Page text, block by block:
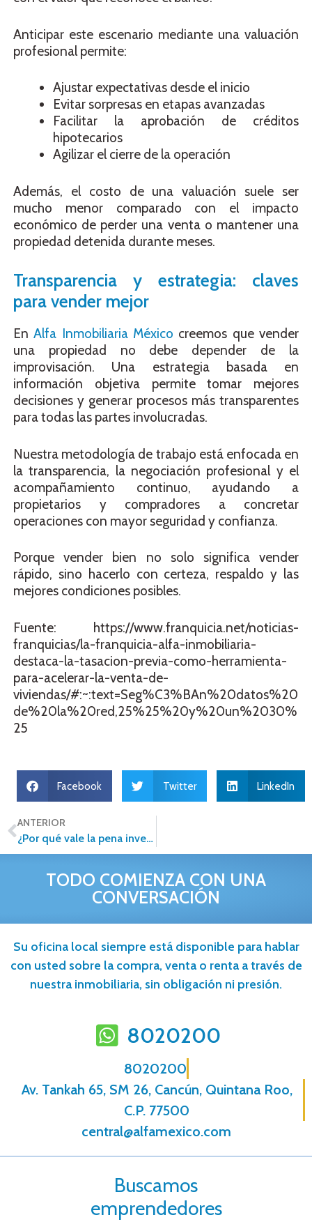
Anticipar este escenario mediante una valuación
profesional permite:
Ajustar expectativas desde el inicio
Evitar sorpresas en etapas avanzadas
Facilitar la aprobación de créditos
hipotecarios
Agilizar el cierre de la operación
Además, el costo de una valuación suele ser
mucho menor comparado con el impacto
económico de perder una venta o mantener una
propiedad detenida durante meses.
Transparencia y estrategia: claves
para vender mejor
EnAlfa Inmobiliaria México creemos que vender
una propiedad no debe depender de la
improvisación. Una estrategia basada en
información objetiva permite tomar mejores
decisiones y generar procesos más transparentes
para todas las partes involucradas.
Nuestra metodología de trabajo está enfocada en
la transparencia, la negociación profesional y el
acompañamiento continuo, ayudando a
propietarios y compradores a concretar
operaciones con mayor seguridad y confianza.
Porque vender bien no solo significa vender
rápido, sino hacerlo con certeza, respaldo y las
mejores condiciones posibles.
Fuente: https://www.franquicia.net/noticias-
franquicias/la-franquicia-alfa-inmobiliaria-
destaca-la-tasacion-previa-como-herramienta-
para-acelerar-la-venta-de-
viviendas/#:~:text=Seg%C3%BAn%20datos%20
de%20la%20red,25%25%20y%20un%2030%
25
Facebook Twitter LinkedIn
ANTERIOR
¿Por qué vale la pena invertir en una franquicia Alfa en 2026?
TODO COMIENZA CON UNA
CONVERSACIÓN
Su oficina local siempre está disponible para hablar
con usted sobre la compra, venta o renta a través de
nuestra inmobiliaria, sin obligación ni presión.
8020200
8020200
Av. Tankah 65, SM 26, Cancún, Quintana Roo,
C.P. 77500
central@alfamexico.com
Buscamos
emprendedores